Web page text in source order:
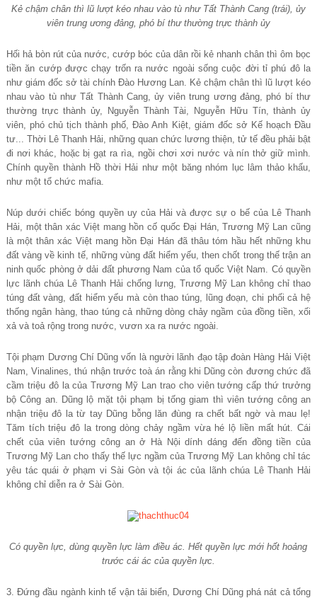
Kẻ chậm chân thì lũ lượt kéo nhau vào tù như Tất Thành Cang (trái), ủy
viên trung ương đảng, phó bí thư thường trực thành ủy
Hối hả bòn rút của nước, cướp bóc của dân rồi kẻ nhanh chân thì ôm bọc
tiền ăn cướp được chạy trốn ra nước ngoài sống cuộc đời tỉ phú đô la
như giám đốc sở tài chính Đào Hương Lan. Kẻ chậm chân thì lũ lượt kéo
nhau vào tù như Tất Thành Cang, ủy viên trung ương đảng, phó bí thư
thường trực thành ủy, Nguyễn Thành Tài, Nguyễn Hữu Tín, thành ủy
viên, phó chủ tịch thành phố, Đào Anh Kiệt, giám đốc sở Kế hoạch Đầu
tư... Thời Lê Thanh Hải, những quan chức lương thiện, tử tế đều phải bật
đi nơi khác, hoặc bị gạt ra rìa, ngồi chơi xơi nước và nín thở giữ mình.
Chính quyền thành Hồ thời Hải như một băng nhóm lục lâm thảo khấu,
như một tổ chức mafia.
Núp dưới chiếc bóng quyền uy của Hải và được sự o bế của Lê Thanh
Hải, một thân xác Việt mang hồn cố quốc Đại Hán, Trương Mỹ Lan cũng
là một thân xác Việt mang hồn Đại Hán đã thâu tóm hầu hết những khu
đất vàng về kinh tế, những vùng đất hiểm yếu, then chốt trong thế trận an
ninh quốc phòng ở dải đất phương Nam của tổ quốc Việt Nam. Có quyền
lực lãnh chúa Lê Thanh Hải chống lưng, Trương Mỹ Lan không chỉ thao
túng đất vàng, đất hiểm yếu mà còn thao túng, lũng đoạn, chi phối cả hệ
thống ngân hàng, thao túng cả những dòng chảy ngầm của đồng tiền, xối
xả và toả rộng trong nước, vươn xa ra nước ngoài.
Tội phạm Dương Chí Dũng vốn là người lãnh đạo tập đoàn Hàng Hải Việt
Nam, Vinalines, thú nhận trước toà án rằng khi Dũng còn đương chức đã
cầm triệu đô la của Trương Mỹ Lan trao cho viên tướng cấp thứ trưởng
bộ Công an. Dũng lộ mặt tội phạm bị tống giam thì viên tướng công an
nhận triệu đô la từ tay Dũng bỗng lăn đùng ra chết bất ngờ và mau lẹ!
Tăm tích triệu đô la trong dòng chảy ngầm vừa hé lộ liền mất hút. Cái
chết của viên tướng công an ở Hà Nội dính dáng đến đồng tiền của
Trương Mỹ Lan cho thấy thế lực ngầm của Trương Mỹ Lan không chỉ tác
yêu tác quái ở phạm vi Sài Gòn và tội ác của lãnh chúa Lê Thanh Hải
không chỉ diễn ra ở Sài Gòn.
Có quyền lực, dùng quyền lực làm điều ác. Hết quyền lực mới hốt hoảng
trước cái ác của quyền lực.
3. Đứng đầu ngành kinh tế vận tải biển, Dương Chí Dũng phá nát cả tổng